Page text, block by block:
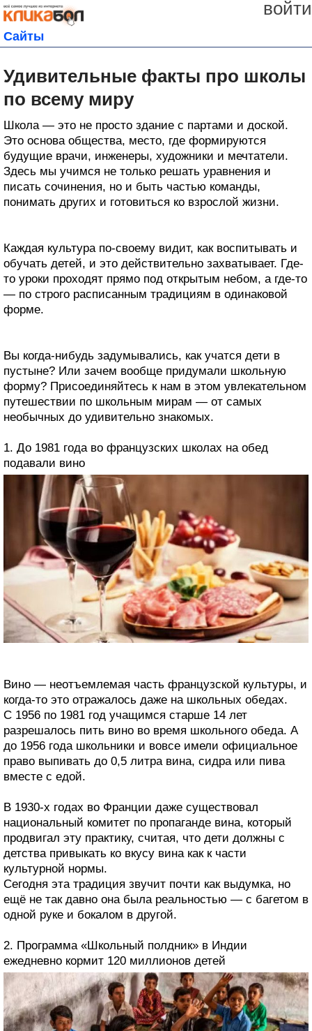
войти
Сайты
Удивительные факты про школы
по всему миру
Школа — это не просто здание с партами и доской.
Это основа общества, место, где формируются
будущие врачи, инженеры, художники и мечтатели.
Здесь мы учимся не только решать уравнения и
писать сочинения, но и быть частью команды,
понимать других и готовиться ко взрослой жизни.
Каждая культура по-своему видит, как воспитывать и
обучать детей, и это действительно захватывает. Где-
то уроки проходят прямо под открытым небом, а где-то
— по строго расписанным традициям в одинаковой
форме.
Вы когда-нибудь задумывались, как учатся дети в
пустыне? Или зачем вообще придумали школьную
форму? Присоединяйтесь к нам в этом увлекательном
путешествии по школьным мирам — от самых
необычных до удивительно знакомых.
1. До 1981 года во французских школах на обед
подавали вино
Вино — неотъемлемая часть французской культуры, и
когда-то это отражалось даже на школьных обедах.
С 1956 по 1981 год учащимся старше 14 лет
разрешалось пить вино во время школьного обеда. А
до 1956 года школьники и вовсе имели официальное
право выпивать до 0,5 литра вина, сидра или пива
вместе с едой.
В 1930-х годах во Франции даже существовал
национальный комитет по пропаганде вина, который
продвигал эту практику, считая, что дети должны с
детства привыкать ко вкусу вина как к части
культурной нормы.
Сегодня эта традиция звучит почти как выдумка, но
ещё не так давно она была реальностью — с багетом в
одной руке и бокалом в другой.
2. Программа «Школьный полдник» в Индии
ежедневно кормит 120 миллионов детей